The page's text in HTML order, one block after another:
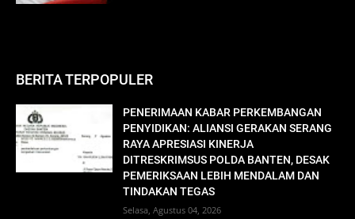
BERITA TERPOPULER
PENERIMAAN KABAR PERKEMBANGAN
PENYIDIKAN: ALIANSI GERAKAN SERANG
RAYA APRESIASI KINERJA
DITRESKRIMSUS POLDA BANTEN, DESAK
PEMERIKSAAN LEBIH MENDALAM DAN
TINDAKAN TEGAS
Selasa, Agustus 04, 2026